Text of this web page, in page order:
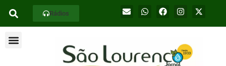
Rádios